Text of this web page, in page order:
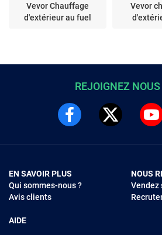
Vevor Chauffage
d'extérieur au fuel
Vevor
REJOIGNEZ NOUS
EN SAVOIR PLUS
Qui sommes-nous ?
Avis clients
AIDE
NOUS
Vendez